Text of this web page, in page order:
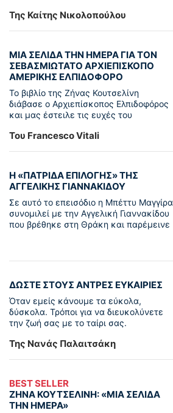
Της Καίτης Νικολοπούλου
ΜΙΑ ΣΕΛΙΔΑ ΤΗΝ ΗΜΕΡΑ ΓΙΑ ΤΟΝ
ΣΕΒΑΣΜΙΩΤΑΤΟ ΑΡΧΙΕΠΙΣΚΟΠΟ
ΑΜΕΡΙΚΗΣ ΕΛΠΙΔΟΦΟΡΟ
Το βιβλίο της Ζήνας Κουτσελίνη
διάβασε ο Αρχιεπίσκοπος Ελπιδοφόρος
και μας έστειλε τις ευχές του
Του Francesco Vitali
Η «ΠΑΤΡΊΔΑ ΕΠΙΛΟΓΉΣ» ΤΗΣ
ΑΓΓΕΛΙΚΉΣ ΓΙΑΝΝΑΚΊΔΟΥ
Σε αυτό το επεισόδιο η Μπέττυ Μαγγίρα
συνομιλεί με την Αγγελική Γιαννακίδου
που βρέθηκε στη Θράκη και παρέμεινε
ΔΩΣΤΕ ΣΤΟΥΣ ΑΝΤΡΕΣ ΕΥΚΑΙΡΙΕΣ
Όταν εμείς κάνουμε τα εύκολα,
δύσκολα. Τρόποι για να διευκολύνετε
την ζωή σας με το ταίρι σας.
Της Νανάς Παλαιτσάκη
BEST SELLER
ΖΗΝΑ ΚΟΥΤΣΕΛΙΝΗ: «ΜΙΑ ΣΕΛΙΔΑ
ΤΗΝ ΗΜΕΡΑ»